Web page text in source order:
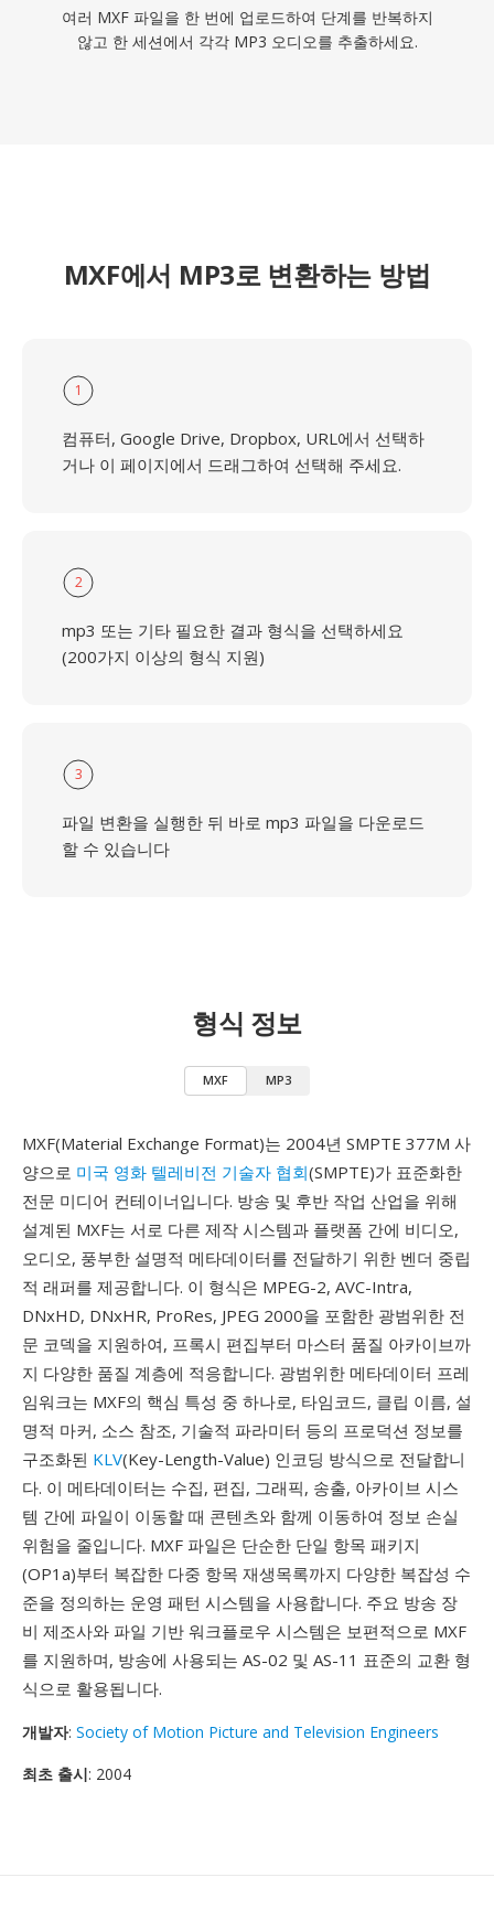
여러 MXF 파일을 한 번에 업로드하여 단계를 반복하지
않고 한 세션에서 각각 MP3 오디오를 추출하세요.
MXF에서 MP3로 변환하는 방법
1
컴퓨터, Google Drive, Dropbox, URL에서 선택하
거나 이 페이지에서 드래그하여 선택해 주세요.
2
mp3 또는 기타 필요한 결과 형식을 선택하세요
(200가지 이상의 형식 지원)
3
파일 변환을 실행한 뒤 바로 mp3 파일을 다운로드
할 수 있습니다
형식 정보
MXF MP3
MXF(Material Exchange Format)는 2004년 SMPTE 377M 사
양으로 미국 영화 텔레비전 기술자 협회(SMPTE)가 표준화한
전문 미디어 컨테이너입니다. 방송 및 후반 작업 산업을 위해
설계된 MXF는 서로 다른 제작 시스템과 플랫폼 간에 비디오,
오디오, 풍부한 설명적 메타데이터를 전달하기 위한 벤더 중립
적 래퍼를 제공합니다. 이 형식은 MPEG-2, AVC-Intra,
DNxHD, DNxHR, ProRes, JPEG 2000을 포함한 광범위한 전
문 코덱을 지원하여, 프록시 편집부터 마스터 품질 아카이브까
지 다양한 품질 계층에 적응합니다. 광범위한 메타데이터 프레
임워크는 MXF의 핵심 특성 중 하나로, 타임코드, 클립 이름, 설
명적 마커, 소스 참조, 기술적 파라미터 등의 프로덕션 정보를
구조화된 KLV(Key-Length-Value) 인코딩 방식으로 전달합니
다. 이 메타데이터는 수집, 편집, 그래픽, 송출, 아카이브 시스
템 간에 파일이 이동할 때 콘텐츠와 함께 이동하여 정보 손실
위험을 줄입니다. MXF 파일은 단순한 단일 항목 패키지
(OP1a)부터 복잡한 다중 항목 재생목록까지 다양한 복잡성 수
준을 정의하는 운영 패턴 시스템을 사용합니다. 주요 방송 장
비 제조사와 파일 기반 워크플로우 시스템은 보편적으로 MXF
를 지원하며, 방송에 사용되는 AS-02 및 AS-11 표준의 교환 형
식으로 활용됩니다.
개발자: Society of Motion Picture and Television Engineers
최초 출시: 2004